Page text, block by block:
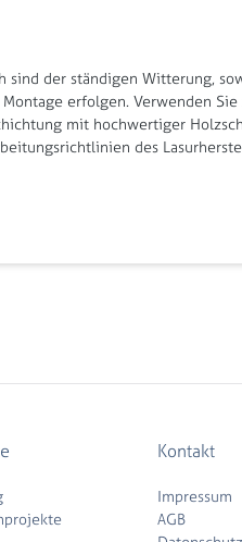
der ständigen Witterung,
erfolgen. Verwenden
mit hochwertiger
des
Kontakt
Impressum
AGB